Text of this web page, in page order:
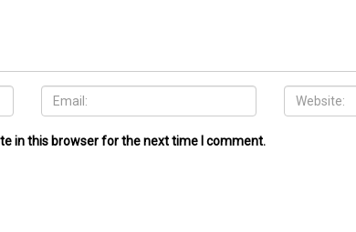
in this browser for the next time I comment.